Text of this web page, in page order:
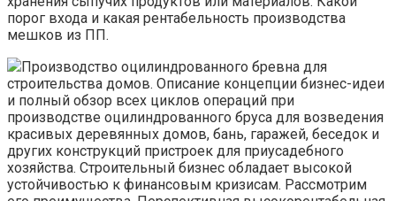
порог входа и какая рентабельность производства
мешков из ПП.
Производство оцилиндрованного бревна для
строительства домов. Описание концепции бизнес-идеи
и полный обзор всех циклов операций при
производстве оцилиндрованного бруса для возведения
красивых деревянных домов, бань, гаражей, беседок и
других конструкций пристроек для приусадебного
хозяйства. Строительный бизнес обладает высокой
устойчивостью к финансовым кризисам. Рассмотрим